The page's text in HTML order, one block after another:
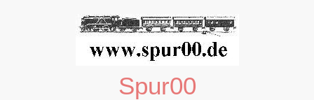
Spur00